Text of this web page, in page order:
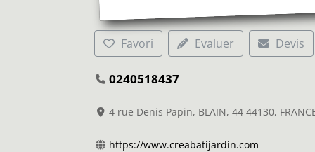
Favori Evaluer Devis
0240518437
4 rue Denis Papin, BLAIN, 44 44130,
https://www.creabatijardin.com